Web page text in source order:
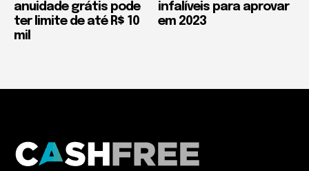
anuidade grátis pode
ter limite de até R$ 10
mil
infalíveis para aprovar
em 2023